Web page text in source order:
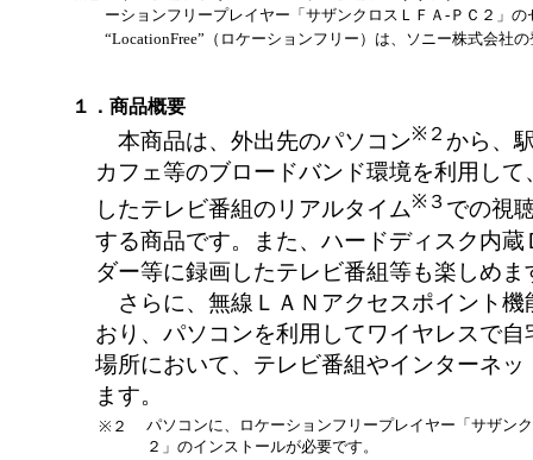
ーションフリープレイヤー「サザンクロスＬＦＡ‐ＰＣ２」
“LocationFree”（ロケーションフリー）は、ソニー株式会社
１．商品概要
本商品は、外出先のパソコン※２ から、
カフェ等のブロードバンド環境を利用して
したテレビ番組のリアルタイム※３ での視
する商品です。また、ハードディスク内蔵
ダー等に録画したテレビ番組等も楽しめま
さらに、無線ＬＡＮアクセスポイント機
おり、パソコンを利用してワイヤレスで自
場所において、テレビ番組やインターネッ
ます。
※２
パソコンに、ロケーションフリープレイヤー「サザン
２」のインストールが必要です。